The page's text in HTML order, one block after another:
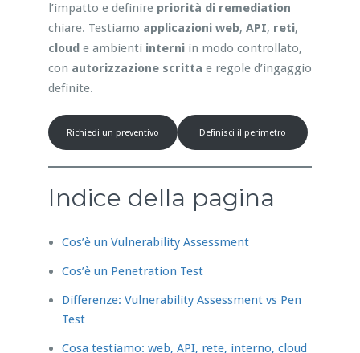
l’impatto e definire priorità di remediation
chiare. Testiamo applicazioni web, API, reti,
cloude ambienti interniin modo controllato,
con autorizzazione scritta e regole d’ingaggio
definite.
Richiedi un preventivo Definisci il perimetro
Indice della pagina
Cos’è un Vulnerability Assessment
Cos’è un Penetration Test
Differenze: Vulnerability Assessment vs Pen
Test
Cosa testiamo: web, API, rete, interno, cloud